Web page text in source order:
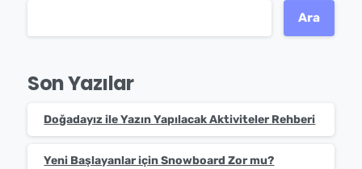
Ara
Son Yazılar
Doğadayız ile Yazın Yapılacak Aktiviteler Rehberi
Yeni Başlayanlar için Snowboard Zor mu?